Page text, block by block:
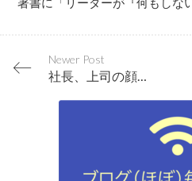
Newer Post